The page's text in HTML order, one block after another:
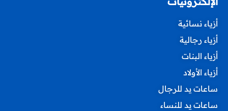
أزياء نسائية
أزياء رجالية
أزياء البنات
أزياء الأولاد
ساعات يد للرجال
ساعات يد للنساء